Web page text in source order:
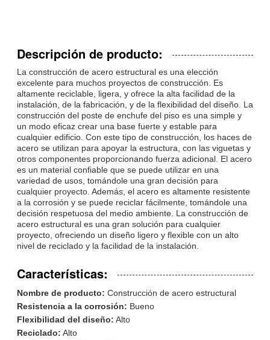
Descripción de producto:
La construcción de acero estructural es una elección
excelente para muchos proyectos de construcción. Es
altamente reciclable, ligera, y ofrece la alta facilidad de la
instalación, de la fabricación, y de la flexibilidad del diseño. La
construcción del poste de enchufe del piso es una simple y
un modo eficaz crear una base fuerte y estable para
cualquier edificio. Con este tipo de construcción, los haces de
acero se utilizan para apoyar la estructura, con las viguetas y
otros componentes proporcionando fuerza adicional. El acero
es un material confiable que se puede utilizar en una
variedad de usos, tomándole una gran decisión para
cualquier proyecto. Además, el acero es altamente resistente
a la corrosión y se puede reciclar fácilmente, tomándole una
decisión respetuosa del medio ambiente. La construcción de
acero estructural es una gran solución para cualquier
proyecto, ofreciendo un diseño ligero y flexible con un alto
nivel de reciclado y la facilidad de la instalación.
Características:
Nombre de producto: Construcción de acero estructural
Resistencia a la corrosión: Bueno
Flexibilidad del diseño: Alto
Reciclado: Alto